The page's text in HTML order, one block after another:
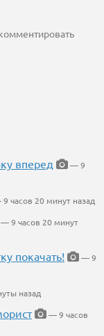
вперед
— 9
часов 20 минут назад
— 9 часов 20 минут
покачать!
— 9
назад
— 9 часов